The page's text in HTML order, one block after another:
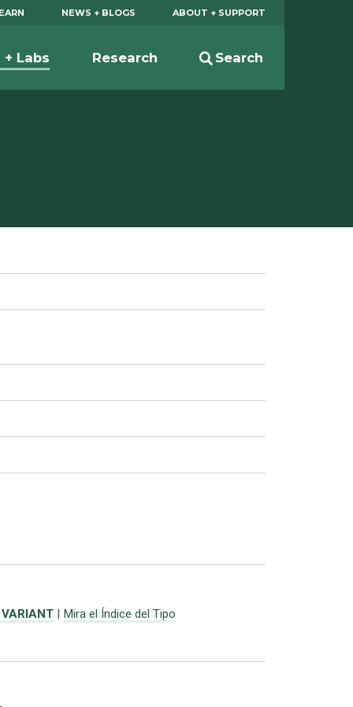
NEWS + BLOGS ABOUT + SUPPORT
Search
Labs Research
| Mira el Índice del Tipo